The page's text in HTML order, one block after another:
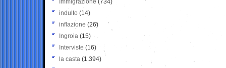
Immigrazione (734)
indulto (14)
inflazione (26)
Ingroia (15)
Interviste (16)
la casta (1.394)